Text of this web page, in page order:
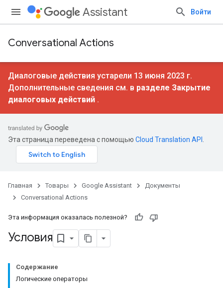
Assistant Войти
Conversational Actions
Диалоговые действия устарели 13 июня 2023 г.
Дополнительные сведения см. в разделе Закрытие
диалоговых действий .
Эта страница переведена с помощью Cloud Translation API
Главная Товары Google Assistant
Документы
Conversational Actions
Эта информация оказалась полезной?
Условия
Содержание
Логические операторы